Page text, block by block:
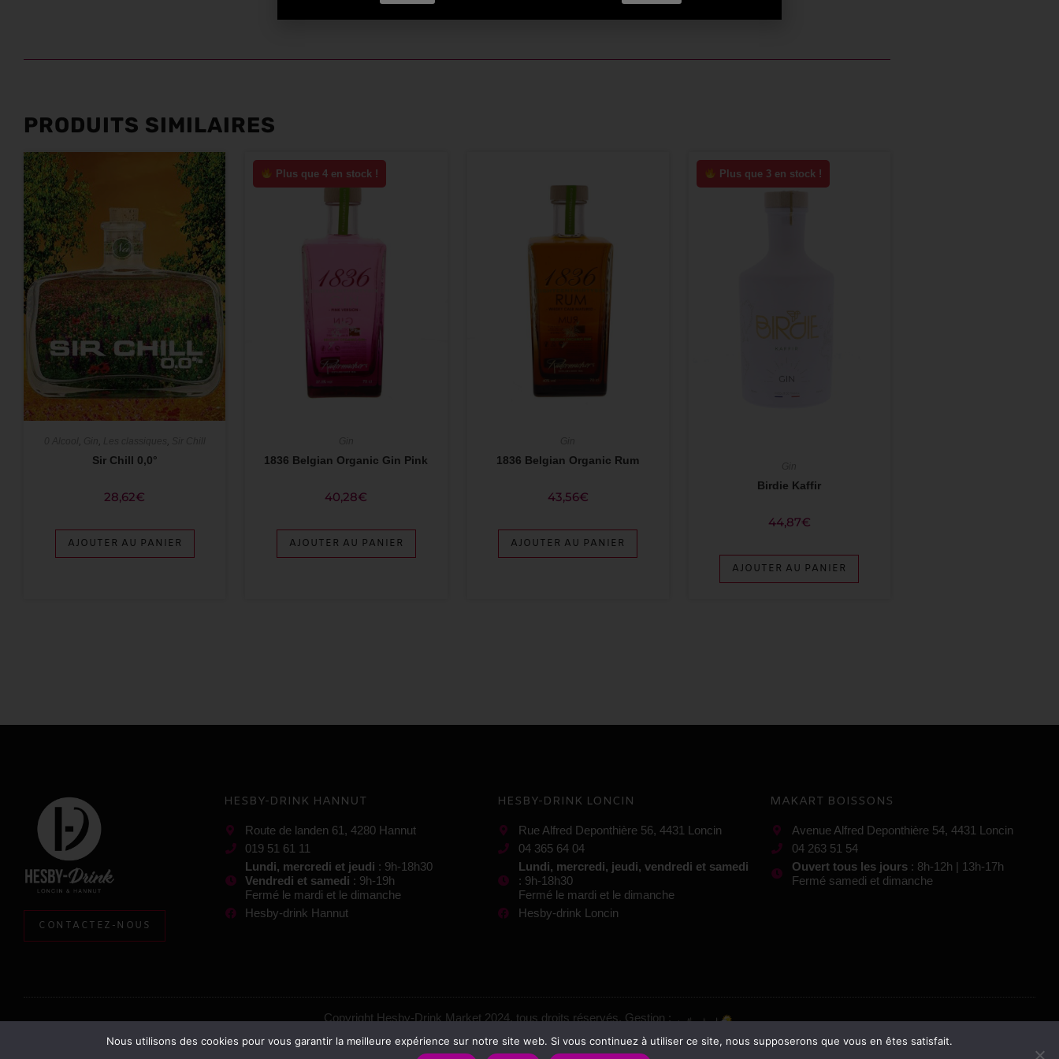
PRODUITS SIMILAIRES
Sir Chill 0,0°
28,62€
AJOUTER AU PANIER
Plus que 4 en stock !
1836 Belgian Organic Gin Pink
40,28€
AJOUTER AU PANIER
1836 Belgian Organic Rum
43,56€
AJOUTER AU PANIER
Plus que 3 en stock !
Birdie Kaffir
44,87€
AJOUTER AU PANIER
CONTACTEZ-NOUS
HESBY-DRINK HANNUT
Route de landen 61, 4280 Hannut
019 51 61 11
Lundi, mercredi et jeudi : 9h-18h30
Vendredi et samedi : 9h-19h
Fermé le mardi et le dimanche
Hesby-drink Hannut
HESBY-DRINK LONCIN
Rue Alfred Deponthière 56, 4431 Loncin
04 365 64 04
Lundi, mercredi, jeudi, vendredi et samedi
: 9h-18h30
Fermé le mardi et le dimanche
Hesby-drink Loncin
MAKART BOISSONS
Avenue Alfred Deponthière 54, 4431 Loncin
04 263 51 54
Ouvert tous les jours: 8h-12h | 13h-17h
Fermé samedi et dimanche
Copyright Hesby-Drink Market 2024, tous droits réservés. Gestion :
Mentions légales –Conditions générales de vente
Nous utilisons des cookies pour vous garantir la meilleure expérience sur notre site web. Si vous continuez à utiliser ce site, nous supposerons que vous en êtes satisfait.